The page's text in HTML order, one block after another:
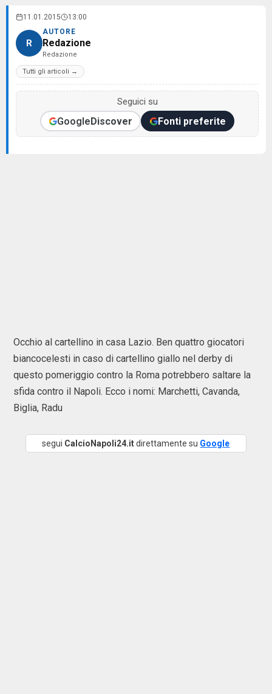
11.01.2015 13:00
R
AUTORE
Redazione
Redazione
Tutti gli articoli →
Seguici su
GoogleDiscover Fonti preferite
Occhio al cartellino in casa Lazio. Ben quattro giocatori
biancocelesti in caso di cartellino giallo nel derby di
questo pomeriggio contro la Roma potrebbero saltare la
sfida contro il Napoli. Ecco i nomi: Marchetti, Cavanda,
Biglia, Radu
segui CalcioNapoli24.itdirettamente su Google